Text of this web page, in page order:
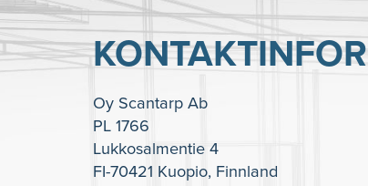
Oy Scantarp Ab
PL 1766
Lukkosalmentie 4
FI-70421 Kuopio, Finnland